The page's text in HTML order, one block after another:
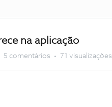
na aplicação
5 comentários 71 visualizações